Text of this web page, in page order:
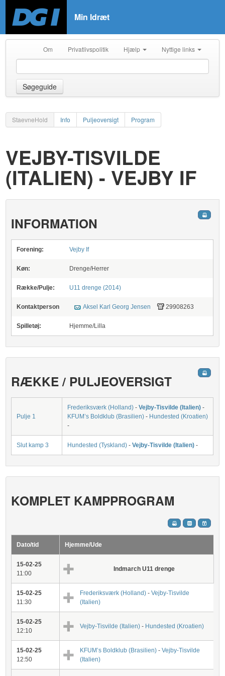
Min Idræt
Om Privatlivspolitik Hjælp Nyttige links
Søgeguide
StaevneHold Info Puljeoversigt Program
VEJBY-TISVILDE
(ITALIEN) - VEJBY IF
INFORMATION
Forening: Vejby If
Køn: Drenge/Herrer
Række/Pulje: U11 drenge (2014)
Kontaktperson Aksel Karl Georg Jensen 29908263
Spilletøj: Hjemme/Lilla
RÆKKE / PULJEOVERSIGT
Pulje 1
Frederiksværk (Holland) -Vejby-Tisvilde (Italien) -
KFUM’s Boldklub (Brasilien) - Hundested (Kroatien)
-
Slut kamp 3 Hundested (Tyskland) -Vejby-Tisvilde (Italien) -
KOMPLET KAMPPROGRAM
Dato/tid Hjemme/Ude
15-02-25
11:00
Indmarch U11 drenge
15-02-25
11:30
Frederiksværk (Holland) -Vejby-Tisvilde
(Italien)
15-02-25
12:10
Vejby-Tisvilde (Italien) - Hundested (Kroatien)
15-02-25
12:50
KFUM’s Boldklub (Brasilien) -Vejby-Tisvilde
(Italien)